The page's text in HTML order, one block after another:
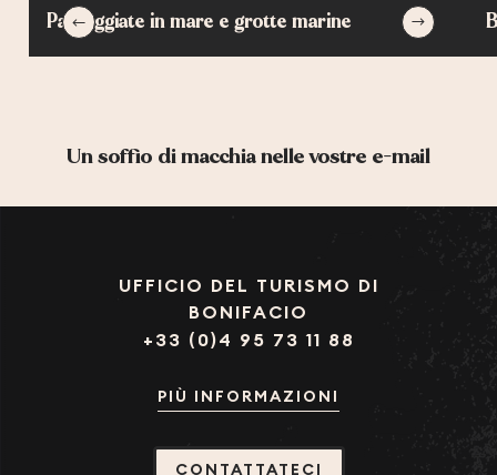
CORSE NAUTIC ESCAPE
Passeggiate in mare e grotte marine
Un soffio di macchia nelle vostre e-mail
UFFICIO DEL TURISMO DI
BONIFACIO
+33 (0)4 95 73 11 88
PIÙ INFORMAZIONI
CONTATTATECI